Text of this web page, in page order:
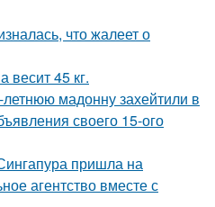
что жалеет о
весит 45 кг.
мадонну захейтили в
своего 15-ого
пришла на
агентство вместе с